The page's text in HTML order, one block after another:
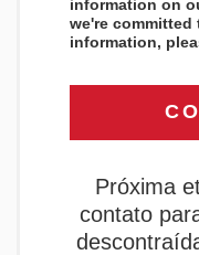
information on
we're
information,
Próxima
contato